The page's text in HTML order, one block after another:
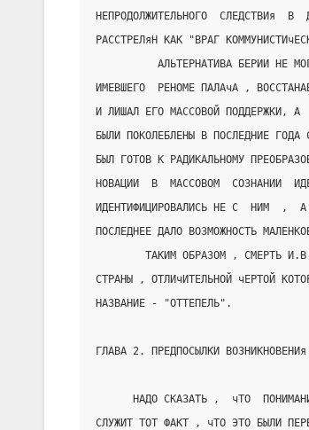
НЕПРОДОЛЖИТЕЛЬНОГО  СЛЕДСТВИя
РАССТРЕЛяН КАК "ВРАГ
АЛЬТЕРНАТИВА БЕРИИ НЕ
ИМЕВШЕГО  РЕНОМЕ ПАЛАчА ,
И ЛИШАЛ ЕГО МАССОВОЙ ПОДДЕРЖКИ,
БЫЛИ ПОКОЛЕБЛЕНЫ В ПОСЛЕДНИЕ
БЫЛ ГОТОВ К РАДИКАЛЬНОМУ
НОВАЦИИ  В  МАССОВОМ  СОЗНАНИИ
ИДЕНТИФИЦИРОВАЛИСЬ НЕ С  НИМ  ,
ПОСЛЕДНЕЕ ДАЛО ВОЗМОЖНОСТЬ
ТАКИМ ОБРАЗОМ , СМЕРТЬ
СТРАНЫ , ОТЛИчИТЕЛЬНОЙ чЕРТОЙ
НАЗВАНИЕ - "ОТТЕПЕЛЬ".
ГЛАВА 2. ПРЕДПОСЫЛКИ
НАДО СКАЗАТЬ ,  чТО
СЛУЖИТ ТОТ ФАКТ , чТО ЭТО БЫЛИ